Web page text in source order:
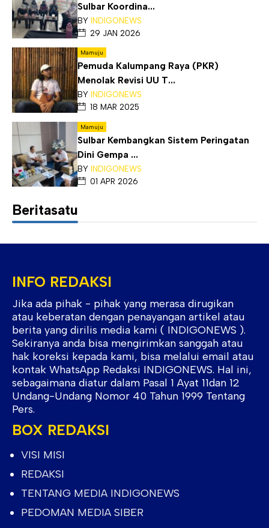
Sulbar Koordina...
BY INDIGONEWS
29 JAN 2026
Mamuju
Pemuda Kalumpang Raya (PKR)
Menolak Revisi UU T...
BY INDIGONEWS
18 MAR 2025
Mamuju
Sulbar Kembangkan Sistem Peringatan
Dini Gempa ...
BY INDIGONEWS
01 APR 2026
Beritasatu
INFO REDAKSI
Jika ada pihak - pihak yang merasa dirugikan
atau keberatan dengan penayangan artikel atau
berita yang dirilis media kami ( INDIGONEWS ).
Sekiranya anda bisa mengirimkan sanggah atau
hak koreksi kepada kami, bisa melalui email atau
kontak WhatsApp Redaksi INDIGONEWS. Hal ini,
sebagaimana diatur dalam Pasal 1 Ayat 11dan 12
Undang-Undang Nomor 40 Tahun 1999 Tentang
Pers.
BOX REDAKSI
VISI MISI
REDAKSI
TENTANG MEDIA INDIGONEWS
PEDOMAN MEDIA SIBER